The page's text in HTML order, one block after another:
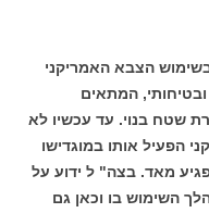
הצבא האמריקני
המתאים
שטח בנוי. עד עכשיו לא
הפעיל אותו במוגדישו
מאד. בצה" ל ידוע על
השימוש בו וכאן גם